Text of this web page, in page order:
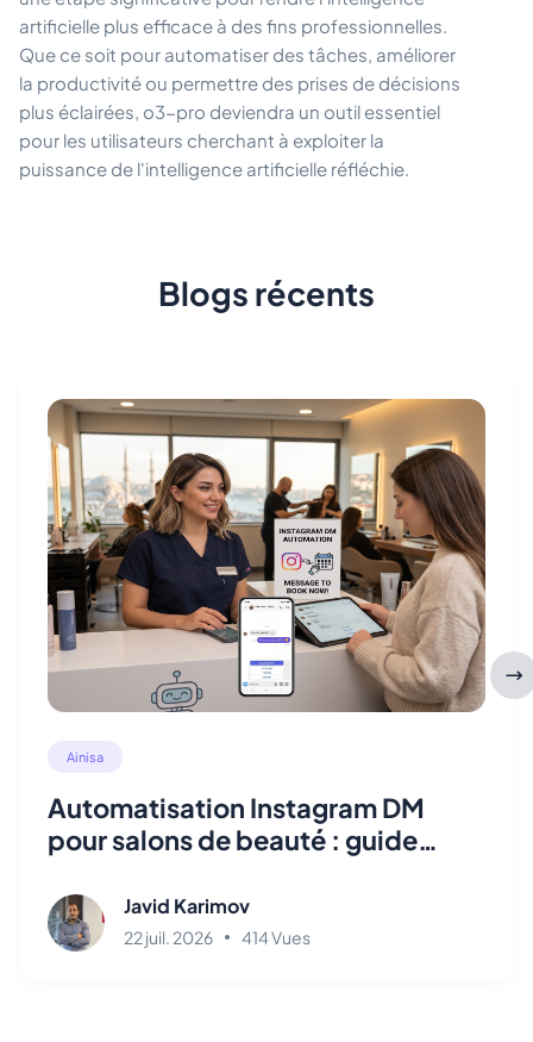
artificielle plus efficace à des fins professionnelles.
Que ce soit pour automatiser des tâches, améliorer
la productivité ou permettre des prises de décisions
plus éclairées, o3-pro deviendra un outil essentiel
pour les utilisateurs cherchant à exploiter la
puissance de l'intelligence artificielle réfléchie.
Blogs récents
Ainisa
Automatisation Instagram DM
pour salons de beauté : guide
Javid Karimov
22 juil. 2026 414 Vues